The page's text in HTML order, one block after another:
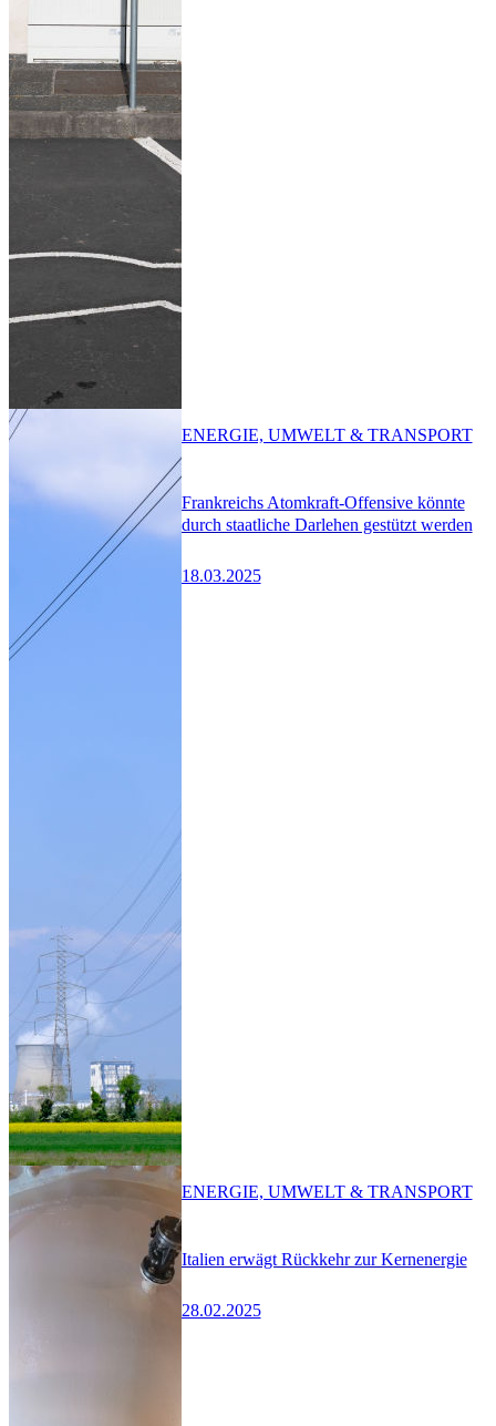
Frankreichs Atomkraft-Offensive könnte
durch staatliche Darlehen gestützt werden
18.03.2025
ENERGIE, UMWELT & TRANSPORT
Italien erwägt Rückkehr zur Kernenergie
28.02.2025
ENERGIE, UMWELT & TRANSPORT